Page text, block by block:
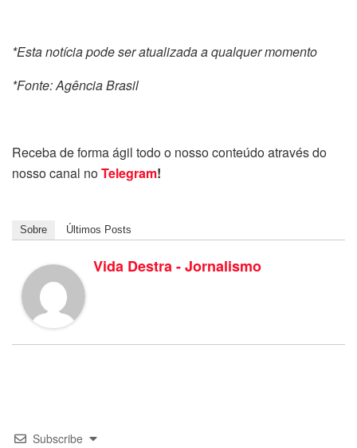
*Esta notícia pode ser atualizada a qualquer momento
*Fonte: Agência Brasil
Receba de forma ágil todo o nosso conteúdo através do
nosso canal noTelegram!
Sobre Últimos Posts
Vida Destra - Jornalismo
Subscribe